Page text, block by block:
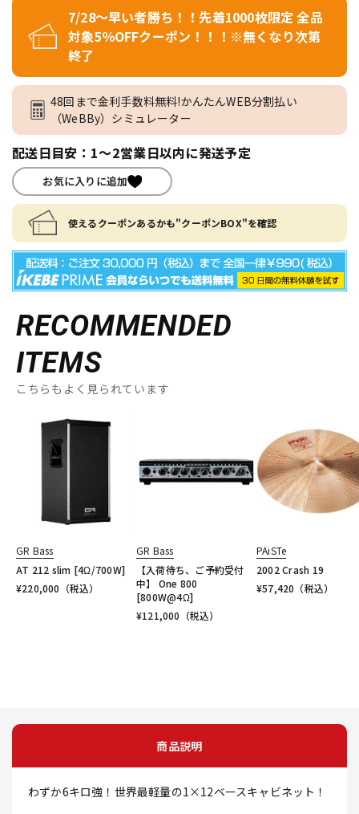
7/28～早い者勝ち！！先着1000枚限定 全品
対象5％OFFクーポン！！！※無くなり次第
終了
48回まで金利手数料無料!かんたんWEB分割払い
（WeBBy）シミュレーター
配送日目安：1～2営業日以内に発送予定
お気に入りに追加
使えるクーポンあるかも"クーポンBOX"を確認
RECOMMENDED
ITEMS
こちらもよく見られています
GR Bass
AT 212 slim [4Ω/700W]
¥220,000 （税込）
GR Bass
【入荷待ち、ご予約受付
中】 One 800
[800W@4Ω]
¥121,000 （税込）
PAiSTe
2002 Crash 19
¥57,420 （税込）
商品説明
わずか6キロ強！世界最軽量の1×12ベースキャビネット！